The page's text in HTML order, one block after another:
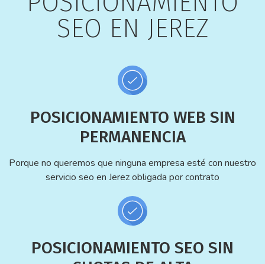
SEO EN JEREZ
POSICIONAMIENTO WEB SIN
PERMANENCIA
Porque no queremos que ninguna empresa esté con nuestro
servicio seo en Jerez obligada por contrato
POSICIONAMIENTO SEO SIN